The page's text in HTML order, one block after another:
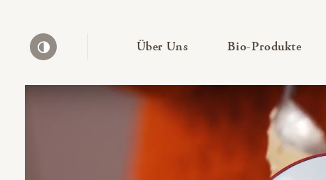
Über Uns— Untermenü ausklappen
Bio-Produkte—
Bio-Thek